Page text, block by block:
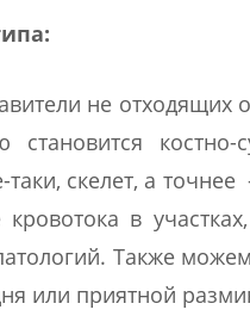
не
становится
таки, скелет, а
в
Также
или приятной